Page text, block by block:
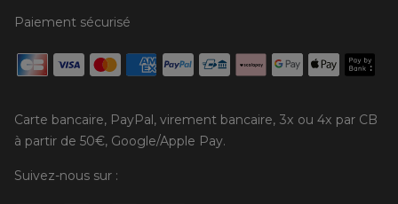
Paiement sécurisé
Carte bancaire, PayPal, virement bancaire, 3x ou 4x par CB
à partir de 50€, Google/Apple Pay.
Suivez-nous sur :